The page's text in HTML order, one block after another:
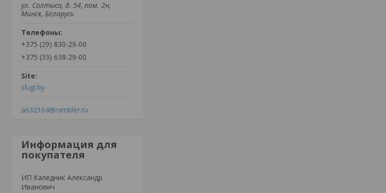
ул. Солтыса, д. 54, пом. 2н,
Минск, Беларусь
+375 (29) 830-29-00
+375 (33) 638-29-00
slugi.by
a632104@rambler.ru
Информация для
покупателя
ИП Каледник Александр
Иванович